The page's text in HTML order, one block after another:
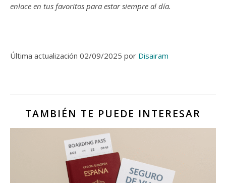
enlace en tus favoritos para estar siempre al día.
Última actualización 02/09/2025 por Disairam
TAMBIÉN TE PUEDE INTERESAR